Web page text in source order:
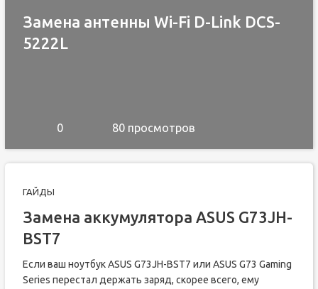
Замена антенны Wi-Fi D-Link DCS-
5222L
0 80 просмотров
ГАЙДЫ
Замена аккумулятора ASUS G73JH-
BST7
Если ваш ноутбук ASUS G73JH-BST7 или ASUS G73 Gaming
Series перестал держать заряд, скорее всего, ему